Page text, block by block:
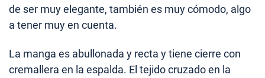
de ser muy elegante, también es muy cómodo, algo
a tener muy en cuenta.
La manga es abullonada y recta y tiene cierre con
cremallera en la espalda. El tejido cruzado en la